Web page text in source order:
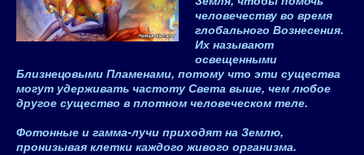
человечеству во время
глобального Вознесения.
Их называют
освещенными
Близнецовыми Пламенами, потому что эти существа
могут удерживать частоту Света выше, чем любое
другое существо в плотном человеческом теле.
Фотонные и гамма-лучи приходят на Землю,
пронизывая клетки каждого живого организма.